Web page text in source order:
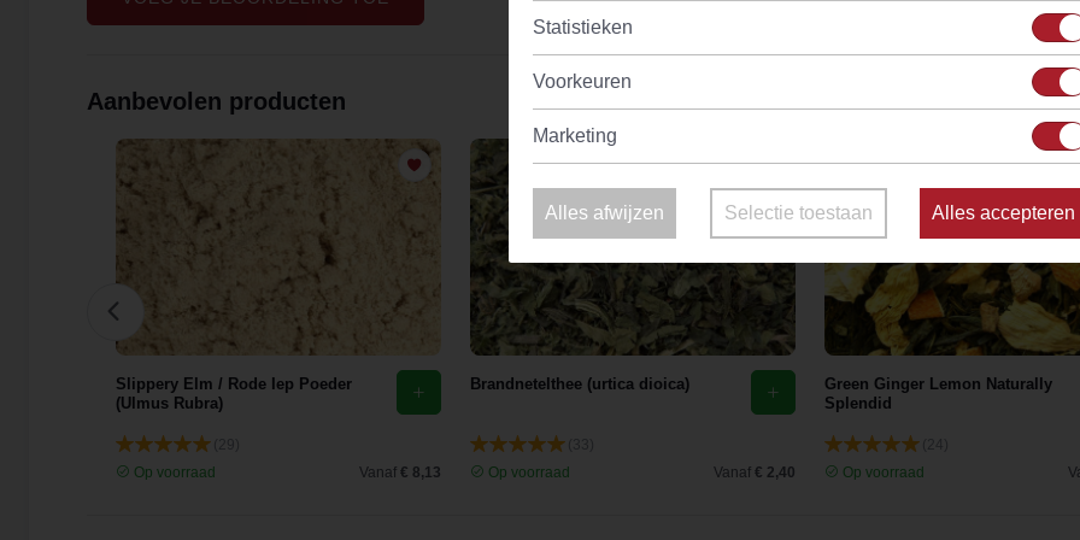
Aanbevolen producten
Slippery Elm / Rode Iep Poeder
(Ulmus Rubra)
Op voorraad
Vanaf € 8,13
Brandnetelthee (urtica dioica)
Op voorraad
Vanaf € 2,40
Green Ginger Lemon Naturally
Splendid
Op voorraad
Statistieken
Voorkeuren
Marketing
Alles afwijzen Selectie toestaan Alles accepteren